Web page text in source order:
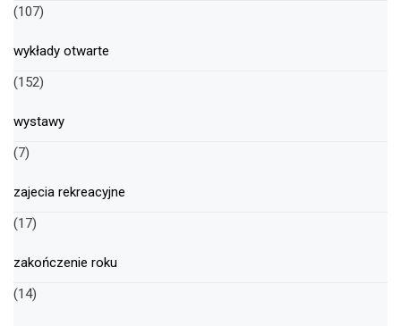
(107)
wykłady otwarte
(152)
wystawy
(7)
zajecia rekreacyjne
(17)
zakończenie roku
(14)